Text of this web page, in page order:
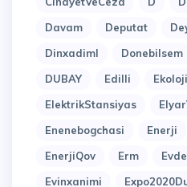
Davam
Deputat
Dinxadiml
Donebilsem
DUBAY
Edilli
ElektrikStansiyas
Enenebogchasi
Enerji
EnerjiQov
Erm
Evinxanimi